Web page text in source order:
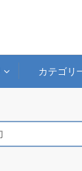
カテゴリ